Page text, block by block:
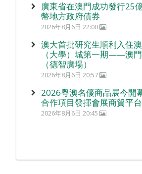
廣東省在澳門成功發行25
幣地方政府債券
2026年8月6日 22:00
澳大首批研究生順利入住
（大學）城第一期——澳
（德智廣場）
2026年8月6日 20:57
2026粵澳名優商品展今開
合作項目發揮會展商貿平
2026年8月6日 20:45